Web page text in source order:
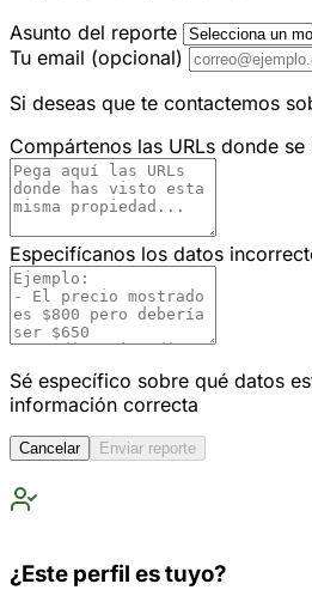
Asunto del reporte
Tu email (opcional)
Si deseas que te contactemos
Compártenos las URLs donde
Especifícanos los datos
Sé específico sobre qué datos
información correcta
Cancelar Enviar reporte
¿Este perfil es tuyo?